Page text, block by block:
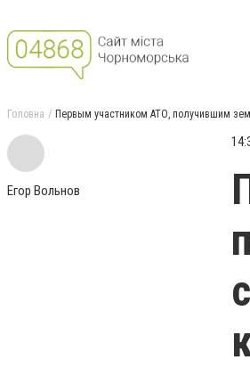
Головна Первым участником АТО, получившим
Егор Вольнов